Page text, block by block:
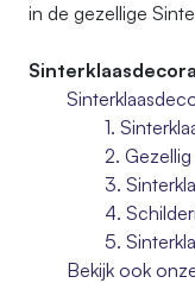
in de gezellige
1.
3.
4.
5.
Bekijk ook